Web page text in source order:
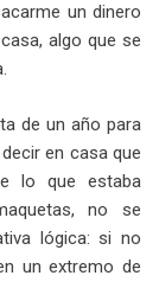
un dinero
algo que se
de un año para
en casa que
lo que estaba
no se
lógica: si no
un extremo de